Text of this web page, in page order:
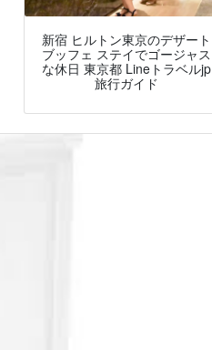
新宿 ヒルトン東京のデザート
ブッフェ ステイでゴージャス
な休日 東京都 Lineトラベルjp
旅行ガイド